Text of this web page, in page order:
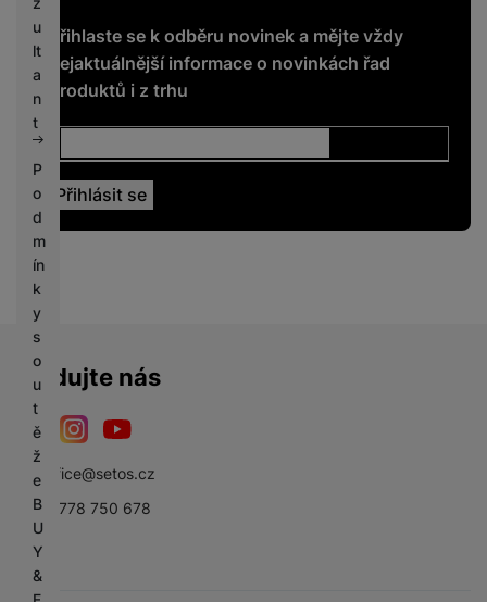
u
lt
a
n
t
P
o
d
m
ín
k
y
s
o
u
t
ě
ž
e
B
U
Y
&
Přihlaste se k odběru novinek a mějte vždy
nejaktuálnější informace o novinkách řad
produktů i z trhu
Sledujte nás
Facebook
sbsoffice@setos.cz
+420 778 750 678